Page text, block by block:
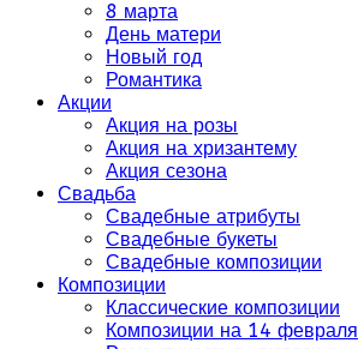
8 марта
День матери
Новый год
Романтика
Акции
Акция на розы
Акция на хризантему
Акция сезона
Свадьба
Свадебные атрибуты
Свадебные букеты
Свадебные композиции
Композиции
Классические композиции
Композиции на 14 февраля